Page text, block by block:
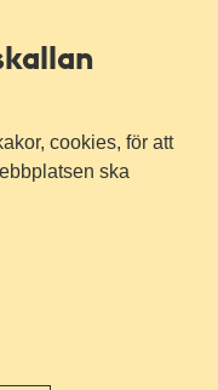
cookies, för att
ska